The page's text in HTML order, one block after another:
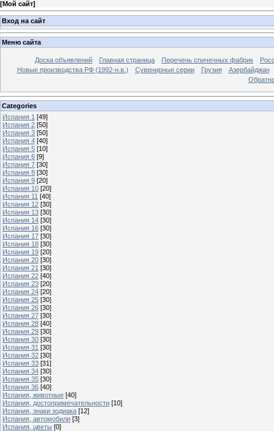
[Мой сайт]
Вход на сайт
Меню сайта
Доска объявлений Главная страница Перечень спичечных фабрик
Новые производства РФ (1992-н.в.)
Сувенирные серии Грузия
Азербайджан
Categories
Испания 1 [49]
Испания 2 [50]
Испания 3 [50]
Испания 4 [40]
Испания 5 [10]
Испания 6 [9]
Испания 7 [30]
Испания 8 [30]
Испания 9 [20]
Испания 10 [20]
Испания 11 [40]
Испания 12 [30]
Испания 13 [30]
Испания 14 [30]
Испания 16 [30]
Испания 17 [30]
Испания 18 [30]
Испания 19 [20]
Испания 20 [30]
Испания 21 [30]
Испания 22 [40]
Испания 23 [20]
Испания 24 [20]
Испания 25 [30]
Испания 26 [30]
Испания 27 [30]
Испания 28 [40]
Испания 29 [30]
Испания 30 [30]
Испания 31 [30]
Испания 32 [30]
Испания 33 [31]
Испания 34 [30]
Испания 35 [30]
Испания 36 [40]
Испания, животные [40]
Испания, достопримечательности [10]
Испания, знаки зодиака [12]
Испания, автомобили [3]
Испания, цветы [0]